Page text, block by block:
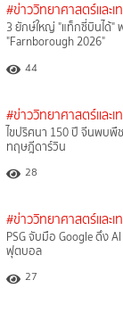
#ข่าววิทยาศาสตร์และเ
3 ยักษ์ใหญ่ "แท็กซี่บินได้"
"Farnborough 2026"
44
#ข่าววิทยาศาสตร์และเ
ไขปริศนา 150 ปี จีนพบ
ทฤษฎีดาร์วิน
28
#ข่าววิทยาศาสตร์และเ
PSG จับมือ Google ดึง
ฟุตบอล
27